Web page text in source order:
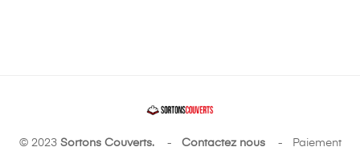
© 2023 Sortons Couverts.- Contactez nous- Paiement